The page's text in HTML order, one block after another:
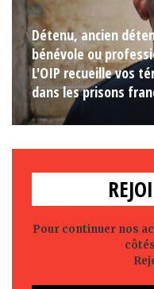
Détenu, ancien
bénévole ou
L'OIP recueille vos
dans les prisons
Pour continuer nos